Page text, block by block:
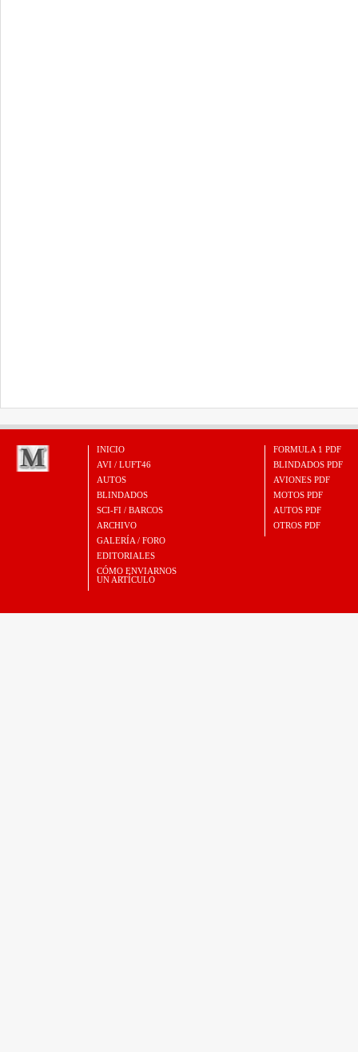
INICIO
AVI / LUFT46
AUTOS
BLINDADOS
SCI-FI / BARCOS
ARCHIVO
GALERÍA / FORO
EDITORIALES
CÓMO ENVIARNOS
UN ARTÍCULO
FORMULA 1 PDF
BLINDADOS PDF
AVIONES PDF
MOTOS PDF
AUTOS PDF
OTROS PDF